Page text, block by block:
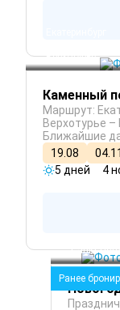
Верхотурье
Каменный
Маршрут:
Верхотурье –
Ближайшие
19.08
04.11
5 дней
4
Санкт-
Ранее